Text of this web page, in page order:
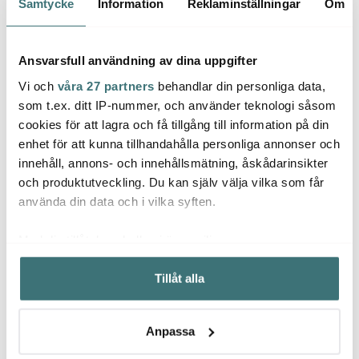
Samtycke Information Reklaminställningar Om
Ansvarsfull användning av dina uppgifter
Vi och våra 27 partners behandlar din personliga data,
som t.ex. ditt IP-nummer, och använder teknologi såsom
cookies för att lagra och få tillgång till information på din
enhet för att kunna tillhandahålla personliga annonser och
innehåll, annons- och innehållsmätning, åskådarinsikter
och produktutveckling. Du kan själv välja vilka som får
använda din data och i vilka syften.
Samla in information om din geografiska plats som
kan ha en noggrannhet på upp till flera meter
Identifiera din enhet genom att aktivt skanna den för
Ta reda på mer om hur dina personliga uppgifter
Tillåt alla
Anpassa
Eva Trio
Stainless Steel
stekpanna 28 cm
keramisk Slip-Let®
Modern House
Basis grönsakshackare
mandolin grå/vit